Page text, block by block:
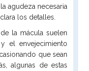
agudeza necesaria
los detalles.
la mácula suelen
el envejecimiento
que sean
algunas de estas